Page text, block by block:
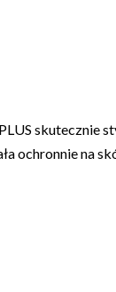
skutecznie
ochronnie na